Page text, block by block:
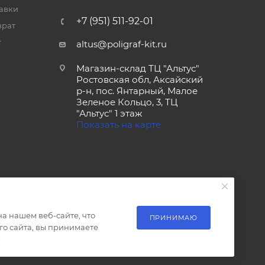
+7 (951) 511-92-01
altus@poligraf-kit.ru
Магазин-склад ТЦ "Альтус"
Ростовская обл, Аксайский
р-н, пос. Янтарный, Малое
Зеленое Кольцо, 3, ТЦ
"Альтус" 1 этаж
Показать на карте
нашем веб-сайте, что
сайта, вы принимаете
ПРИНИМАЮ